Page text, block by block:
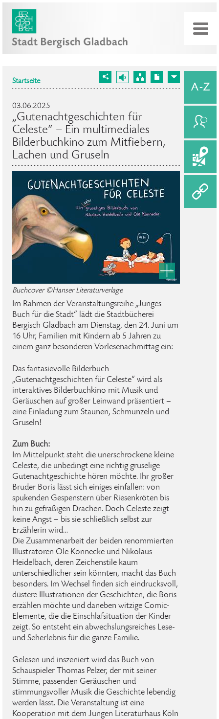
Startseite
03.06.2025
„Gutenachtgeschichten für
Celeste“ – Ein multimediales
Bilderbuchkino zum Mitfiebern,
Lachen und Gruseln
Buchcover ©Hanser Literaturverlage
Im Rahmen der Veranstaltungsreihe „Junges
Buch für die Stadt“ lädt die Stadtbücherei
Bergisch Gladbach am Dienstag, den 24. Juni um
16 Uhr, Familien mit Kindern ab 5 Jahren zu
einem ganz besonderen Vorlesenachmittag ein:
Das fantasievolle Bilderbuch
„Gutenachtgeschichten für Celeste“ wird als
interaktives Bilderbuchkino mit Musik und
Geräuschen auf großer Leinwand präsentiert –
eine Einladung zum Staunen, Schmunzeln und
Gruseln!
Zum Buch:
Im Mittelpunkt steht die unerschrockene kleine
Celeste, die unbedingt eine richtig gruselige
Gutenachtgeschichte hören möchte. Ihr großer
Bruder Boris lässt sich einiges einfallen: von
spukenden Gespenstern über Riesenkröten bis
hin zu gefräßigen Drachen. Doch Celeste zeigt
keine Angst – bis sie schließlich selbst zur
Erzählerin wird…
Die Zusammenarbeit der beiden renommierten
Illustratoren Ole Könnecke und Nikolaus
Heidelbach, deren Zeichenstile kaum
unterschiedlicher sein könnten, macht das Buch
besonders. Im Wechsel finden sich eindrucksvoll,
düstere Illustrationen der Geschichten, die Boris
erzählen möchte und daneben witzige Comic-
Elemente, die die Einschlafsituation der Kinder
zeigt. So entsteht ein abwechslungsreiches Lese-
und Seherlebnis für die ganze Familie.
Gelesen und inszeniert wird das Buch von
Schauspieler Thomas Pelzer, der mit seiner
Stimme, passenden Geräuschen und
stimmungsvoller Musik die Geschichte lebendig
werden lässt. Die Veranstaltung ist eine
Kooperation mit dem Jungen Literaturhaus Köln